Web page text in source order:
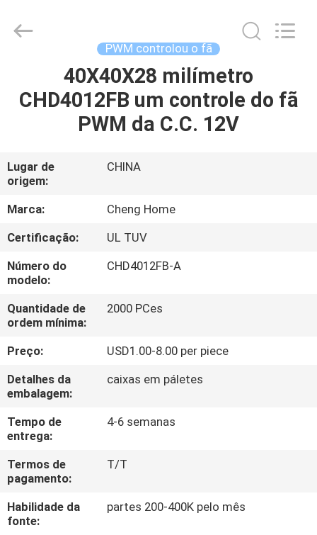
PRODUTOS
SHOW
DE
RV
SOBRE
NÓS
EXCURSÃO
DA
FÁBRICA
CONTROLE
DA
QUALIDADE
CONTACTE-
Home
Electronics
PWM controlou o fã
40X40X28 milímetro
CHD4012FB um controle do fã
PWM da C.C. 12V
Lugar de
origem:
CHINA
Marca:
Cheng Home
Certificação:
UL TUV
Número do
modelo:
CHD4012FB-A
Quantidade de
ordem mínima:
2000 PCes
Preço:
USD1.00-8.00 per piece
Detalhes da
embalagem:
caixas em páletes
Tempo de
entrega:
4-6 semanas
Termos de
pagamento:
T/T
Habilidade da
fonte:
partes 200-400K pelo mês